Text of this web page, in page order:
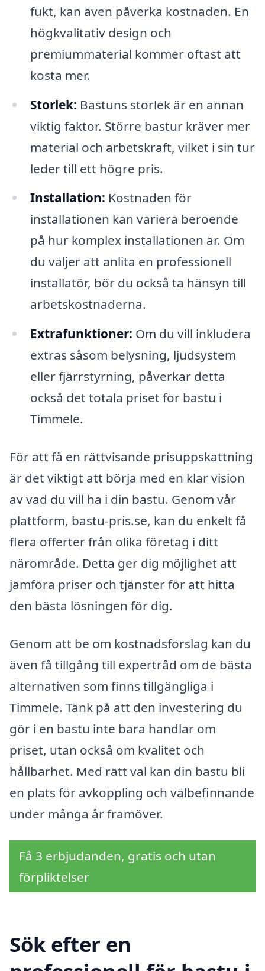
fukt, kan även påverka kostnaden. En
högkvalitativ design och
premiummaterial kommer oftast att
kosta mer.
Storlek: Bastuns storlek är en annan
viktig faktor. Större bastur kräver mer
material och arbetskraft, vilket i sin tur
leder till ett högre pris.
Installation: Kostnaden för
installationen kan variera beroende
på hur komplex installationen är. Om
du väljer att anlita en professionell
installatör, bör du också ta hänsyn till
arbetskostnaderna.
Extrafunktioner: Om du vill inkludera
extras såsom belysning, ljudsystem
eller fjärrstyrning, påverkar detta
också det totala priset för bastu i
Timmele.
För att få en rättvisande prisuppskattning
är det viktigt att börja med en klar vision
av vad du vill ha i din bastu. Genom vår
plattform, bastu-pris.se, kan du enkelt få
flera offerter från olika företag i ditt
närområde. Detta ger dig möjlighet att
jämföra priser och tjänster för att hitta
den bästa lösningen för dig.
Genom att be om kostnadsförslag kan du
även få tillgång till expertråd om de bästa
alternativen som finns tillgängliga i
Timmele. Tänk på att den investering du
gör i en bastu inte bara handlar om
priset, utan också om kvalitet och
hållbarhet. Med rätt val kan din bastu bli
en plats för avkoppling och välbefinnande
under många år framöver.
Få 3 erbjudanden, gratis och utan
förpliktelser
Sök efter en